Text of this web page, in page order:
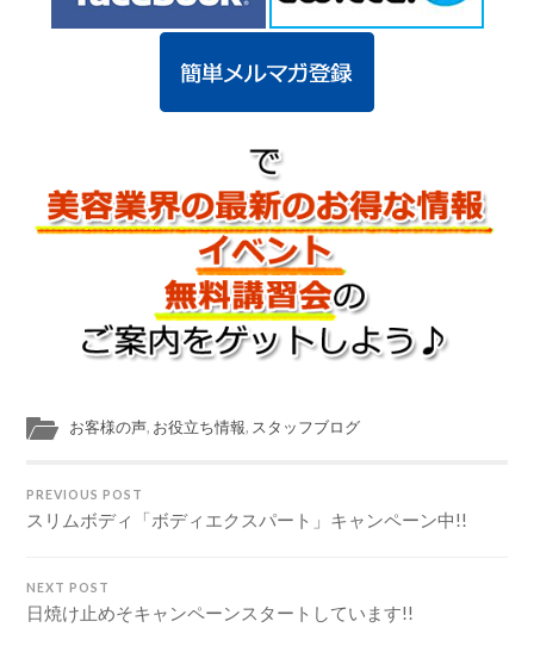
お客様の声, お役立ち情報, スタッフブログ
PREVIOUS POST
スリムボディ「ボディエクスパート」キャンペーン中!!
NEXT POST
日焼け止めそキャンペーンスタートしています!!